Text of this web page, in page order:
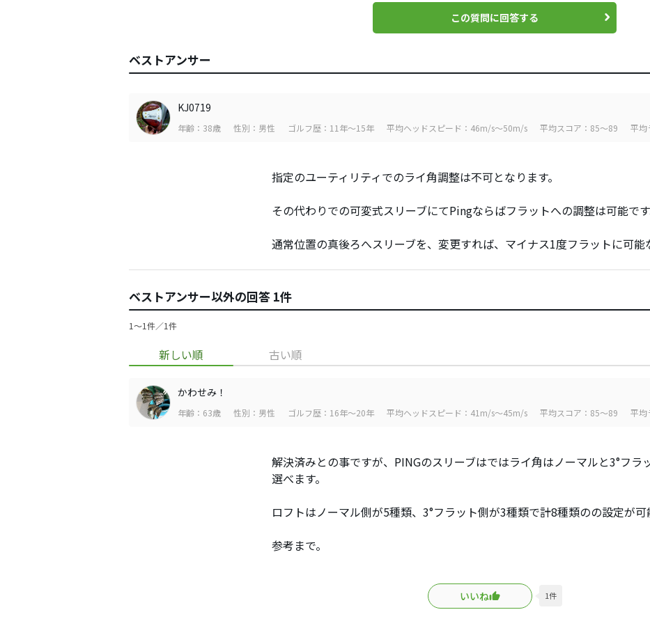
この質問に回答する
ベストアンサー
KJ0719
年齢：38歳 性別：男性 ゴルフ歴：11年～15年 平均ヘッドスピード：46m/s～50m/s 平均スコア：85～89
平均
指定のユーティリティでのライ角調整は不可となります。
その代わりでの可変式スリーブにてPingならばフラットへの調整は可能です
通常位置の真後ろへスリーブを、変更すれば、マイナス1度フラットに可能
ベストアンサー以外の回答 1件
1〜1件／1件
新しい順 古い順
かわせみ！
年齢：63歳 性別：男性 ゴルフ歴：16年～20年 平均ヘッドスピード：41m/s～45m/s 平均スコア：85～89
平均
解決済みとの事ですが、PINGのスリーブはではライ角はノーマルと3°フラ
選べます。
ロフトはノーマル側が5種類、3°フラット側が3種類で計8種類のの設定が可
参考まで。
いいね 1件